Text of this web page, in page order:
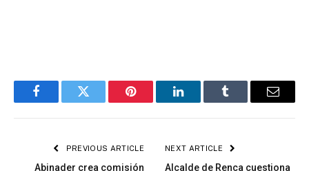
FacebookTwitter Pinterest LinkedInTumblr Email
PREVIOUS ARTICLE
Abinader crea comisión
NEXT ARTICLE
Alcalde de Renca cuestiona